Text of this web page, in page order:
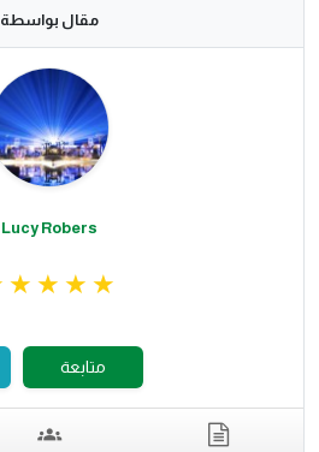
مقال بواسطة
Lucy Robers
متابعة